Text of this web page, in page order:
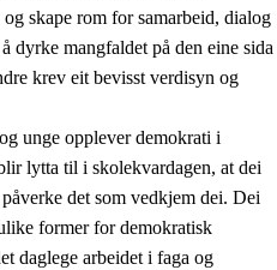
skape rom for samarbeid, dialog
dyrke mangfaldet på den eine sida
krev eit bevisst verdisyn og
unge opplever demokrati i
lytta til i skolekvardagen, at dei
det som vedkjem dei. Dei
former for demokratisk
daglege arbeidet i faga og